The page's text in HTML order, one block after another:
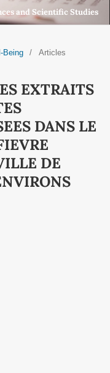
and Scientific Studies
Being
/ Articles
EXTRAITS
DANS LE
DE